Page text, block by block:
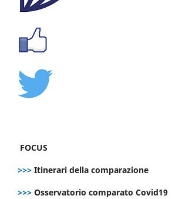
FOCUS
>>> Itinerari della comparazione
>>> Osservatorio comparato Covid19